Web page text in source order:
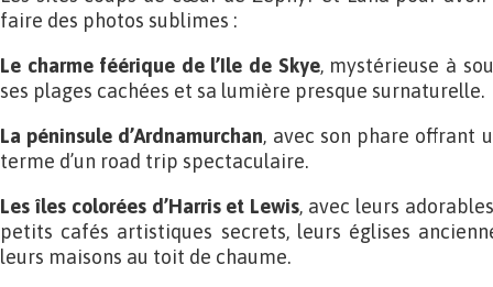
faire des photos sublimes :
Le charme féérique de l’Ile de Skye, mystérieuse à
ses plages cachées et sa lumière presque surnaturelle.
La péninsule d’Ardnamurchan, avec son phare offrant
terme d’un road trip spectaculaire.
Les îles colorées d’Harris et Lewis, avec leurs
petits cafés artistiques secrets, leurs églises
leurs maisons au toit de chaume.